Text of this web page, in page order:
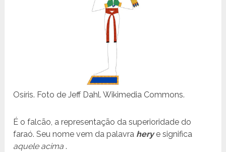
Osíris. Foto de Jeff Dahl. Wikimedia Commons.
É o falcão, a representação da superioridade do
faraó. Seu nome vem da palavra herye significa
aquele acima .